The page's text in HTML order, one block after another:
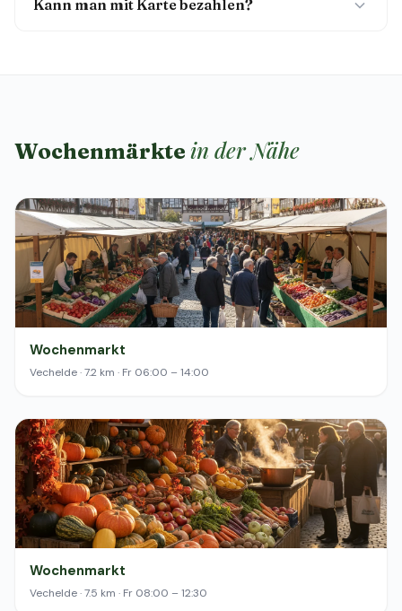
Kann man mit Karte bezahlen?
Wochenmärkte in der Nähe
Wochenmarkt
Vechelde · 7.2 km · Fr 06:00 – 14:00
Wochenmarkt
Vechelde · 7.5 km · Fr 08:00 – 12:30